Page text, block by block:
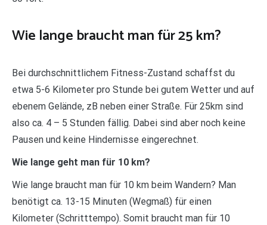
Wie lange braucht man für 25 km?
Bei durchschnittlichem Fitness-Zustand schaffst du
etwa 5-6 Kilometer pro Stunde bei gutem Wetter und auf
ebenem Gelände, zB neben einer Straße. Für 25km sind
also ca. 4 – 5 Stunden fällig. Dabei sind aber noch keine
Pausen und keine Hindernisse eingerechnet.
Wie lange geht man für 10 km?
Wie lange braucht man für 10 km beim Wandern? Man
benötigt ca. 13-15 Minuten (Wegmaß) für einen
Kilometer (Schritttempo). Somit braucht man für 10